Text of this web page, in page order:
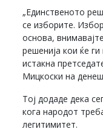
„Единственото
се изборите.
основа,
решенија кои ќе
истакна
Мицкоски на
Тој додаде дека
кога народот
легитимитет.